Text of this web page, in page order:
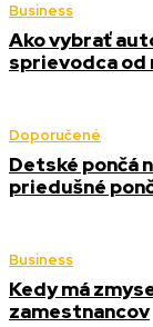
Business
Ako vybrať
sprievodca od
Doporučené
Detské pončá
priedušné
Business
Kedy má
zamestnancov